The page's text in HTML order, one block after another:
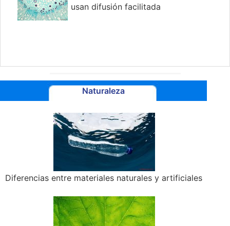
usan difusión facilitada
Naturaleza
Diferencias entre materiales naturales y artificiales